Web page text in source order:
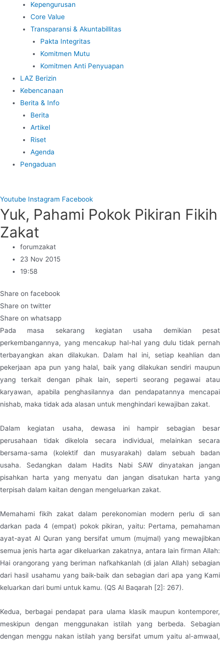
Kepengurusan
Core Value
Transparansi & Akuntabillitas
Pakta Integritas
Komitmen Mutu
Komitmen Anti Penyuapan
LAZ Berizin
Kebencanaan
Berita & Info
Berita
Artikel
Riset
Agenda
Pengaduan
Youtube Instagram Facebook
Yuk, Pahami Pokok Pikiran Fikih
Zakat
forumzakat
23 Nov 2015
19:58
Share on facebook
Share on twitter
Share on whatsapp
Pada masa sekarang kegiatan usaha demikian pesat
perkembangannya, yang mencakup hal-hal yang dulu tidak pernah
terbayangkan akan dilakukan. Dalam hal ini, setiap keahlian dan
pekerjaan apa pun yang halal, baik yang dilakukan sendiri maupun
yang terkait dengan pihak lain, seperti seorang pegawai atau
karyawan, apabila penghasilannya dan pendapatannya mencapai
nishab, maka tidak ada alasan untuk menghindari kewajiban zakat.
Dalam kegiatan usaha, dewasa ini hampir sebagian besar
perusahaan tidak dikelola secara individual, melainkan secara
bersama-sama (kolektif dan musyarakah) dalam sebuah badan
usaha. Sedangkan dalam Hadits Nabi SAW dinyatakan jangan
pisahkan harta yang menyatu dan jangan disatukan harta yang
terpisah dalam kaitan dengan mengeluarkan zakat.
Memahami fikih zakat dalam perekonomian modern perlu di san
darkan pada 4 (empat) pokok pikiran, yaitu: Pertama, pemahaman
ayat-ayat Al Quran yang bersifat umum (mujmal) yang mewajibkan
semua jenis harta agar dikeluarkan zakatnya, antara lain firman Allah:
Hai orangorang yang beriman nafkahkanlah (di jalan Allah) sebagian
dari hasil usahamu yang baik-baik dan sebagian dari apa yang Kami
keluarkan dari bumi untuk kamu. (QS Al Baqarah [2]: 267).
Kedua, berbagai pendapat para ulama klasik maupun kontemporer,
meskipun dengan menggunakan istilah yang berbeda. Sebagian
dengan menggu nakan istilah yang bersifat umum yaitu al-amwaal,